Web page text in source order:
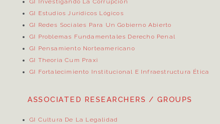
GI Investigando La Corrupción
GI Estudios Jurídicos Lógicos
GI Redes Sociales Para Un Gobierno Abierto
GI Problemas Fundamentales Derecho Penal
GI Pensamiento Norteamericano
GI Theoria Cum Praxi
GI Fortalecimiento Institucional E Infraestructura Ética
ASSOCIATED RESEARCHERS / GROUPS
GI Cultura De La Legalidad